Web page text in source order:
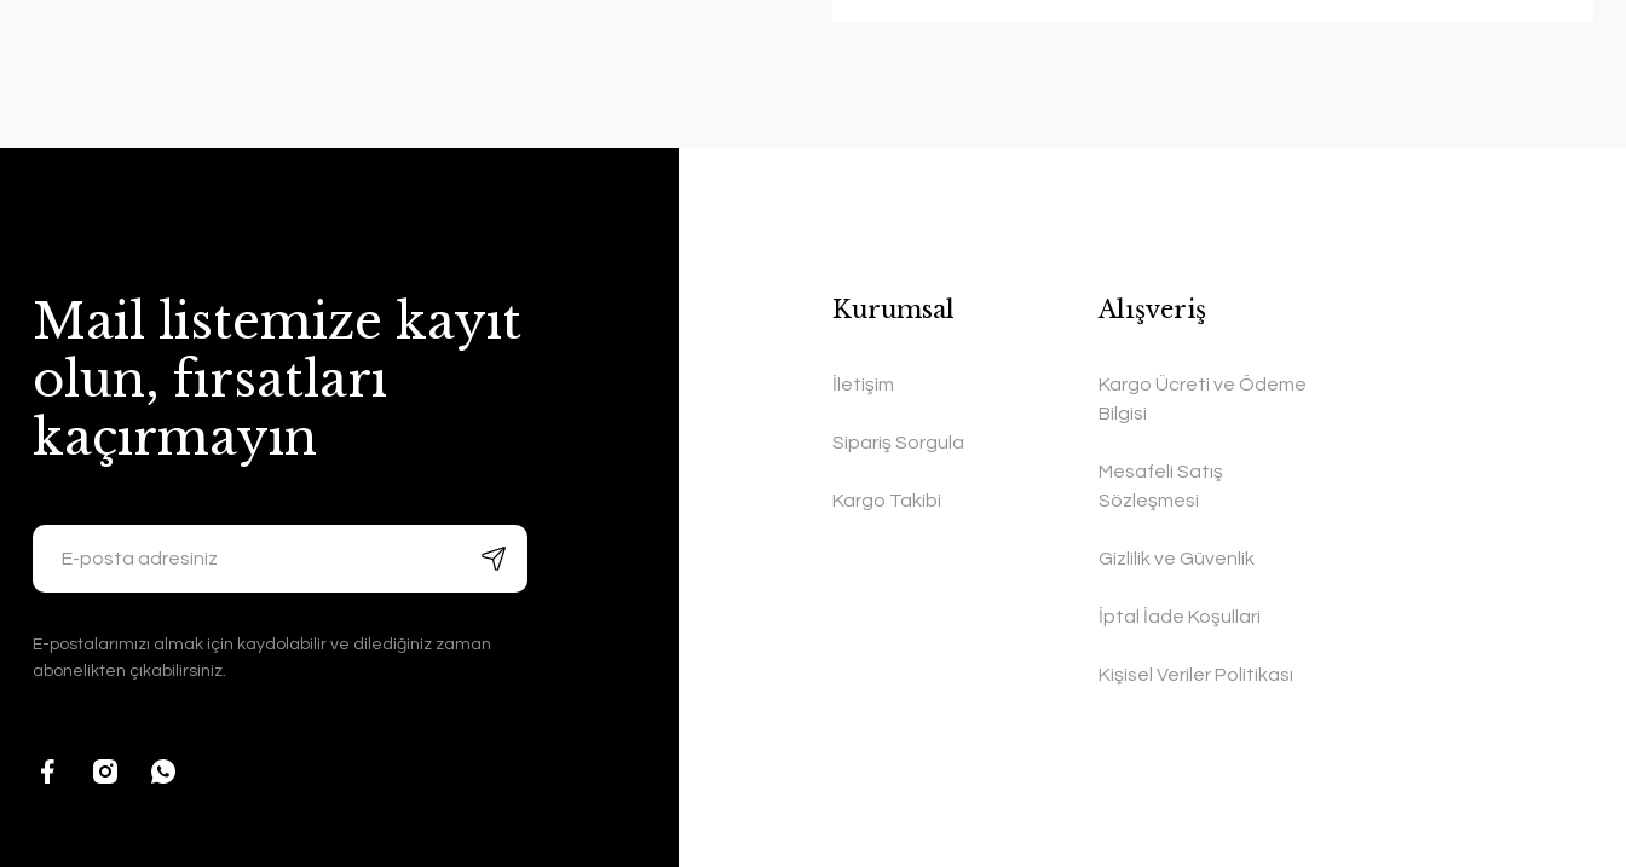
Mail listemize kayıt
olun, fırsatları
kaçırmayın
E-postalarımızı almak için kaydolabilir ve dilediğiniz zaman
abonelikten çıkabilirsiniz.
Kurumsal
İletişim
Sipariş Sorgula
Kargo Takibi
Alışveriş
Kargo Ücreti ve Ödeme
Bilgisi
Mesafeli Satış
Sözleşmesi
Gizlilik ve Güvenlik
İptal İade Koşullari
Kişisel Veriler Politikası